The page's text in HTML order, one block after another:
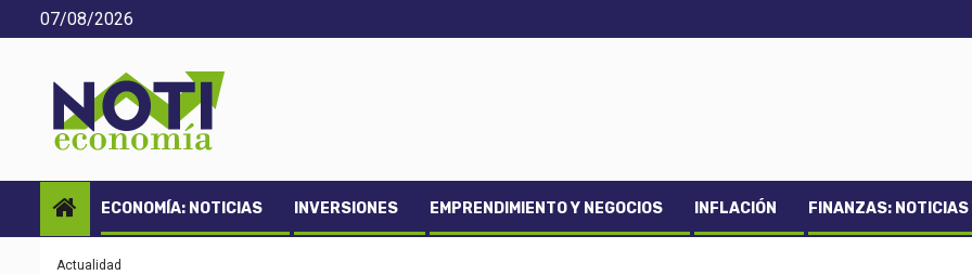
Saltar
al
07/08/2026
ECONOMÍA: NOTICIAS INVERSIONES EMPRENDIMIENTO Y NEGOCIOS INFLACIÓN FINANZAS:
Actualidad